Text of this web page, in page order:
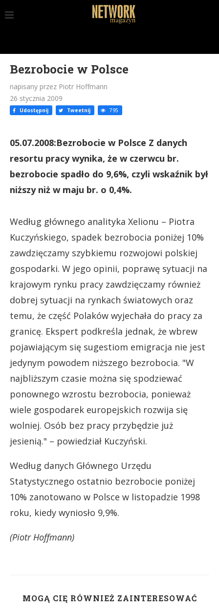
Bezrobocie w Polsce
napisany przez Piotr Hoffmann
26 stycznia 2009
Udostępnij Tweetnij 795
05.07.2008:Bezrobocie w Polsce Z danych
resortu pracy wynika, że w czerwcu br.
bezrobocie spadło do 9,6%, czyli wskaźnik był
niższy niż w maju br. o 0,4%.
Według głównego analityka Xelionu – Piotra
Kuczyńskiego, spadek bezrobocia poniżej 10%
zawdzięczamy szybkiemu rozwojowi polskiej
gospodarki. W jego opinii, poprawę sytuacji na
krajowym rynku pracy zawdzięczamy również
dobrej sytuacji na rynkach światowych oraz
temu, że część Polaków wyjechała do pracy za
granicę. Ekspert podkreśla jednak, że wbrew
pojawiającym się sugestiom emigracja nie jest
jedynym powodem niższego bezrobocia. "W
najbliższym czasie można się spodziewać
ponownego wzrostu bezrobocia, ponieważ
wiele gospodarek europejskich rozwija się
wolniej. Osób bez pracy przybędzie już
jesienią." – powiedział Kuczyński.
Według danych Głównego Urzędu
Statystycznego ostatnio bezrobocie poniżej
10% zanotowano w Polsce w listopadzie 1998
roku, kiedy wyniosło 9,9%.
(Piotr Hoffmann)
MOGĄ CIĘ RÓWNIEŻ ZAINTERESOWAĆ